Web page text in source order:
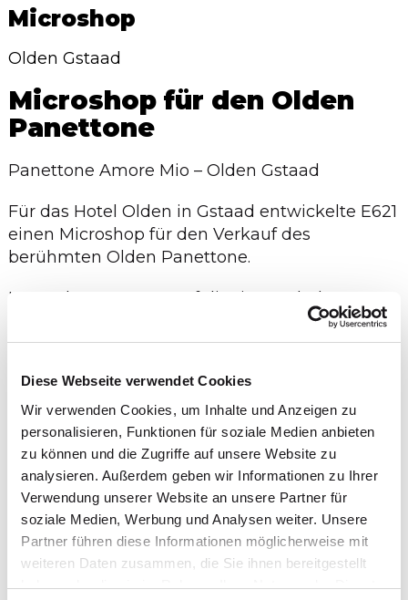
Diese Webseite verwendet Cookies
Wir verwenden Cookies, um Inhalte und Anzeigen zu
personalisieren, Funktionen für soziale Medien anbieten
zu können und die Zugriffe auf unsere Website zu
analysieren. Außerdem geben wir Informationen zu Ihrer
Verwendung unserer Website an unsere Partner für
soziale Medien, Werbung und Analysen weiter. Unsere
Partner führen diese Informationen möglicherweise mit
weiteren Daten zusammen, die Sie ihnen bereitgestellt
haben oder die sie im Rahmen Ihrer Nutzung der Dienste
Microshop
Olden Gstaad
Microshop für den Olden
Panettone
Panettone Amore Mio – Olden Gstaad
Für das Hotel Olden in Gstaad entwickelte E621
einen Microshop für den Verkauf des
berühmten Olden Panettone.
Unter dem Motto „Kauf dir ein Stück der
Legende“ wird die traditionelle Spezialität
digital erlebbar und direkt online bestellbar.
Der Microshop verbindet Genuss, Geschichte
und Produktinszenierung und ermöglicht es
Gästen und Liebhabern des Olden Panettone,
die Spezialität auch ausserhalb von Gstaad zu
geniessen.